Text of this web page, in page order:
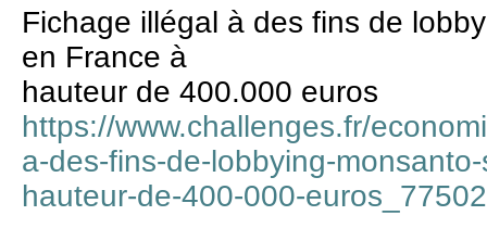
Fichage illégal à des fins de
en France à
hauteur de 400.000 euros
https://www.challenges.fr/
a-des-fins-de-lobbying-
hauteur-de-400-000-